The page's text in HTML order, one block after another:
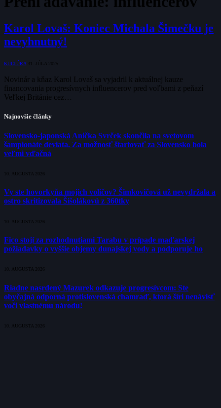
Karol Lovaš: Koniec Michala Šimečku je
nevyhnutný!
KULTÚRA 31. JÚLA 2025
Novinár a kňaz Karol Lovaš sa vyjadril k aktuálnej kauze
financovania progresívnych influencerov pred voľbami z peňazí
Veľkej Británie cez…
Najnovšie články
Slovensko-japonská Anička Svrček skončila na svetovom
šampionáte deviata. Za možnosť štartovať za Slovensko bola
veľmi vďačná
10. AUGUSTA 2026
Vy ste hovorkyňa mojich voličov? Šimkovičová už nevydržala a
ostro skritizovala Šišolákovú z 360tky
10. AUGUSTA 2026
Fico stojí za rozhodnutiami Tarabu v prípade maďarskej
požiadavky o vyššie objemy dunajskej vody a podporuje ho
10. AUGUSTA 2026
Riadne nasrdený Mazurek odkazuje progresívcom: Ste
obyčajná odporná protislovenská chamraď, ktorá šíri nenávisť
voči vlastnému národu!
10. AUGUSTA 2026